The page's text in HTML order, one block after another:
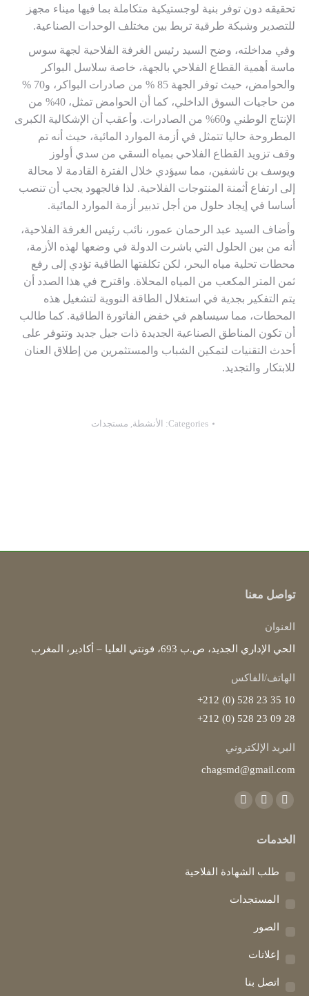
تحقيقه دون توفر بنية لوجستيكية متكاملة بما فيها ميناء مجهز
للتصدير وشبكة طرقية تربط بين مختلف الوحدات الصناعية.
وفي مداخلته، وضح السيد رئيس الغرفة الفلاحية لجهة سوس
ماسة أهمية القطاع الفلاحي بالجهة، خاصة سلاسل البواكر
والحوامض، حيث توفر الجهة 85 % من صادرات البواكر، و70 %
من حاجيات السوق الداخلي، كما أن الحوامض تمثل، 40% من
الإنتاج الوطني و60% من الصادرات. وأعقب أن الإشكالية الكبرى
المطروحة حاليا تتمثل في أزمة الموارد المائية، حيث أنه تم
وقف تزويد القطاع الفلاحي بمياه السقي من سدي أولوز
ويوسف بن تاشفين، مما سيؤدي خلال الفترة القادمة لا محالة
إلى ارتفاع أثمنة المنتوجات الفلاحية. لذا فالجهود يجب أن تنصب
أساسا في إيجاد حلول من أجل تدبير أزمة الموارد المائية.
وأضاف السيد عبد الرحمان عمور، نائب رئيس الغرفة الفلاحية،
أنه من بين الحلول التي باشرت الدولة في وضعها لهذه الأزمة،
محطات تحلية مياه البحر، لكن تكلفتها الطاقية تؤدي إلى رفع
ثمن المتر المكعب من المياه المحلاة. واقترح في هذا الصدد أن
يتم التفكير بجدية في استغلال الطاقة النووية لتشغيل هذه
المحطات، مما سيساهم في خفض الفاتورة الطاقية. كما طالب
أن تكون المناطق الصناعية الجديدة ذات جيل جديد وتتوفر على
أحدث التقنيات لتمكين الشباب والمستثمرين من إطلاق العنان
للابتكار والتجديد.
Categories: الأنشطة, مستجدات
تواصل معنا
العنوان
الحي الإداري الجديد، ص.ب 693، فونتي العليا – أكادير، المغرب
الهاتف/الفاكس
10 35 23 528 (0) 212+
28 09 23 528 (0) 212+
البريد الإلكتروني
chagsmd@gmail.com
Find us on:
Facebook
opens
new
window
YouTube
opens
new
window
Instagram
new
window
الخدمات
طلب الشهادة الفلاحية
المستجدات
الصور
إعلانات
اتصل بنا